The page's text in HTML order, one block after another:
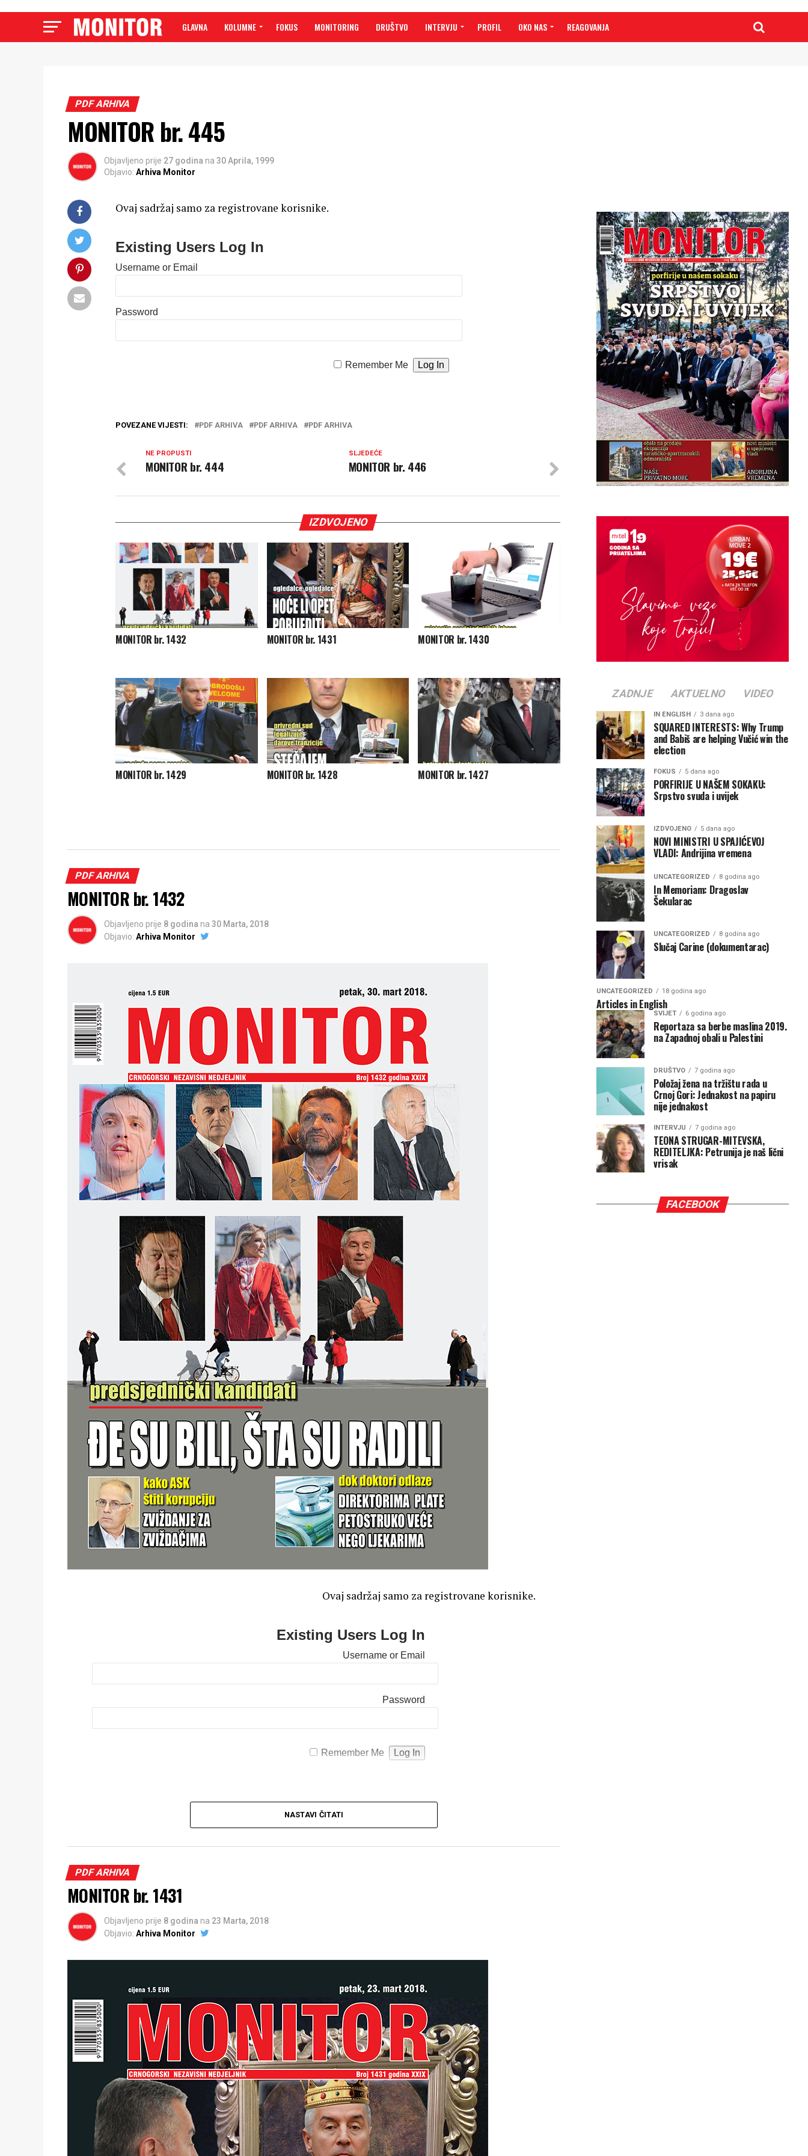
GLAVNA KOLUMNE FOKUS MONITORING DRUŠTVO INTERVJU PROFIL OKO NAS REAGOVANJA
PDF ARHIVA
MONITOR br. 445
Objavljeno prije 27 godina na 30 Aprila, 1999
Objavio: Arhiva Monitor
Ovaj sadržaj samo za registrovane korisnike.
Existing Users Log In
Username or Email
Password
Remember Me
POVEZANE VIJESTI: PDF ARHIVA PDF ARHIVA PDF ARHIVA
SLJEDEĆE
MONITOR br. 446
NE PROPUSTI
MONITOR br. 444
IZDVOJENO
MONITOR br. 1432 MONITOR br. 1431 MONITOR br. 1430
MONITOR br. 1429 MONITOR br. 1428 MONITOR br. 1427
PDF ARHIVA
MONITOR br. 1432
Objavljeno prije 8 godina na 30 Marta, 2018
Objavio: Arhiva Monitor
Ovaj sadržaj samo za registrovane korisnike.
Existing Users Log In
Username or Email
Password
Remember Me
NASTAVI ČITATI
PDF ARHIVA
MONITOR br. 1431
Objavljeno prije 8 godina na 23 Marta, 2018
Objavio: Arhiva Monitor
ZADNJE AKTUELNO VIDEO
IN ENGLISH 3 dana ago
SQUARED INTERESTS: Why Trump
and Babiš are helping Vučić win the
election
FOKUS 5 dana ago
PORFIRIJE U NAŠEM SOKAKU:
Srpstvo svuda i uvijek
IZDVOJENO 5 dana ago
NOVI MINISTRI U SPAJIĆEVOJ
VLADI: Andrijina vremena
UNCATEGORIZED 8 godina ago
In Memoriam: Dragoslav
Šekularac
UNCATEGORIZED 8 godina ago
Slučaj Carine (dokumentarac)
UNCATEGORIZED 18 godina ago
Articles in English
SVIJET 6 godina ago
Reportaza sa berbe maslina 2019.
na Zapadnoj obali u Palestini
DRUŠTVO 7 godina ago
Položaj žena na tržištu rada u
Crnoj Gori: Jednakost na papiru
nije jednakost
INTERVJU 7 godina ago
TEONA STRUGAR-MITEVSKA,
REDITELJKA: Petrunija je naš lični
vrisak
FACEBOOK